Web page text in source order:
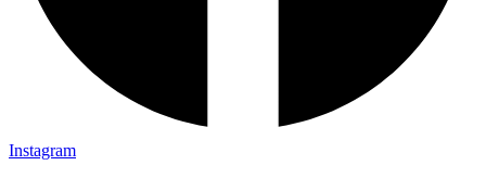
Instagram